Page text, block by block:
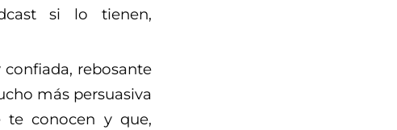
si lo tienen,
confiada, rebosante
más persuasiva
te conocen y que,